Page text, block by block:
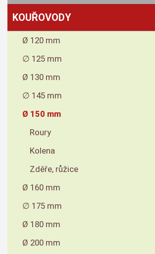
KOUŘOVODY
Ø 120 mm
∅ 125 mm
Ø 130 mm
∅ 145 mm
Ø 150 mm
Roury
Kolena
Zděře, růžice
Ø 160 mm
∅ 175 mm
Ø 180 mm
Ø 200 mm